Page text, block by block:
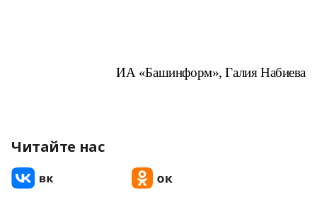
ИА «Башинформ», Галия Набиева
Читайте нас